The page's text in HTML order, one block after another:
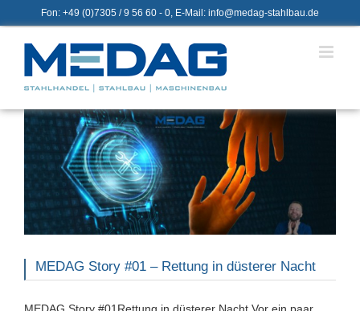
Inhalt
springen
Fon: +49 (0)7305 / 9 56 60 - 0, E-Mail: info@medag-stahlbau.de
MEDAG Story #01 – Rettung in düsterer Nacht
MEDAG Story #01Rettung in düsterer Nacht Vor ein paar